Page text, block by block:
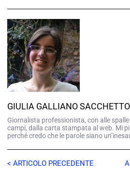
GIULIA GALLIANO SACCHETTO
Giornalista professionista, con alle
campi, dalla carta stampata al web. Mi
perché credo che le parole siano
< ARTICOLO PRECEDENTE